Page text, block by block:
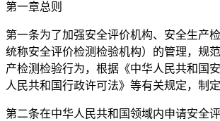
第一章总则
第一条为了加强安全评价机构、安全生产
统称安全评价检测检验机构）的管理，规
产检测检验行为，根据《中华人民共和国
人民共和国行政许可法》等有关规定，制
第二条在中华人民共和国领域内申请安全